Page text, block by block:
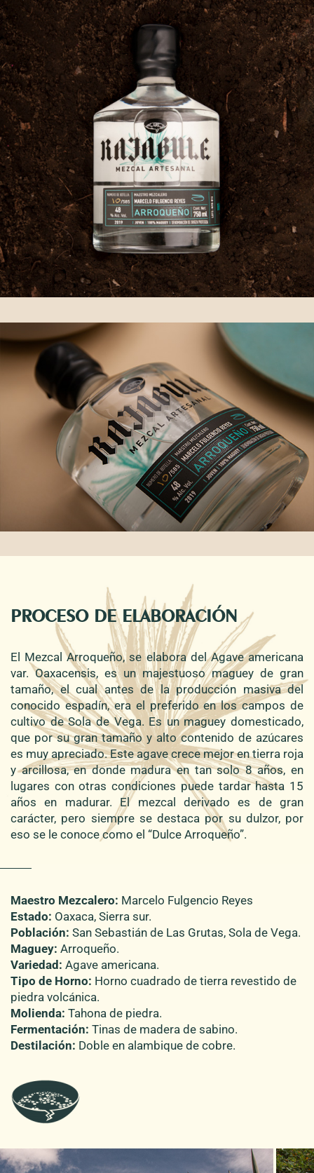
PROCESO DE ELABORACIÓN
El Mezcal Arroqueño, se elabora del Agave americana
var. Oaxacensis, es un majestuoso maguey de gran
tamaño, el cual antes de la producción masiva del
conocido espadín, era el preferido en los campos de
cultivo de Sola de Vega. Es un maguey domesticado,
que por su gran tamaño y alto contenido de azúcares
es muy apreciado. Este agave crece mejor en tierra roja
y arcillosa, en donde madura en tan solo 8 años, en
lugares con otras condiciones puede tardar hasta 15
años en madurar. El mezcal derivado es de gran
carácter, pero siempre se destaca por su dulzor, por
eso se le conoce como el “Dulce Arroqueño”.
Maestro Mezcalero: Marcelo Fulgencio Reyes
Estado: Oaxaca, Sierra sur.
Población: San Sebastián de Las Grutas, Sola de Vega.
Maguey: Arroqueño.
Variedad: Agave americana.
Tipo de Horno: Horno cuadrado de tierra revestido de
piedra volcánica.
Molienda: Tahona de piedra.
Fermentación: Tinas de madera de sabino.
Destilación: Doble en alambique de cobre.